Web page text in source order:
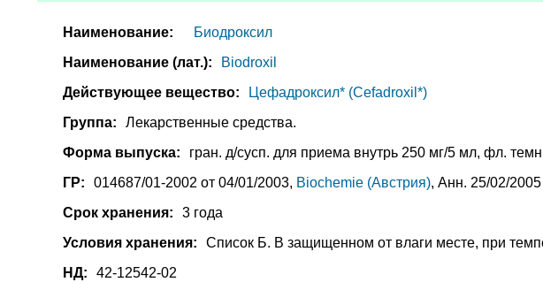
Наименование:
Биодроксил
Наименование (лат.):
Biodroxil
Действующее вещество:
Цефадроксил* (Cefadroxil*)
Группа:
Лекарственные средства.
Форма выпуска:
гран. д/сусп. для приема внутрь 250 мг/5 мл, фл.
ГР:
014687/01-2002 от 04/01/2003, Biochemie (Австрия), Анн. 25/02/2005
Срок хранения:
3 года
Условия хранения:
Список Б. В защищенном от влаги месте, при
НД:
42-12542-02